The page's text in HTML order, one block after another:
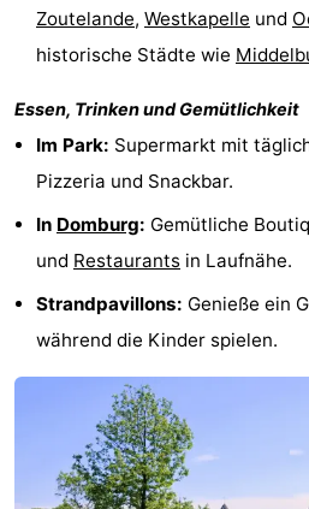
Zoutelande, Westkapelle und
historische Städte wie
Essen, Trinken und Gemütlichkeit
Im Park: Supermarkt mit
Pizzeria und Snackbar.
In Domburg: Gemütliche
und Restaurants in Laufnähe.
Strandpavillons: Genieße ein
während die Kinder spielen.